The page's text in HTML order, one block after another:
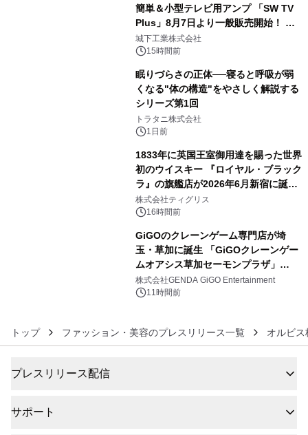
簡単＆小型テレビ用アンプ 「SW TV
Plus」8月7日より一般販売開始！ ケ
ーブル1本つなぐだけ、テレビの音が
ぐっと豊かに
城下工業株式会社
15時間前
眠りづらさの正体──寝ると呼吸が弱
くなる"体の構造"をやさしく解説する
シリーズ第1回
トラタニ株式会社
1日前
1833年に英国王室御用達を賜った世界
初のウイスキー 『ロイヤル・ブラック
ラ』の旗艦店が2026年6月新宿に誕
生 バカルディ ジャパンと連携した
没入型バー「BAR Arca」
株式会社ティグリス
16時間前
GiGOのクレーンゲーム専門店が埼
玉・草加に誕生 「GiGOクレーンゲー
ムオアシス草加セーモンプラザ」
2026年8月7日(金)10時グランドオープ
ン
株式会社GENDA GiGO Entertainment
11時間前
トップ ファッション・美容のプレスリリース一覧 オルビ
プレスリリース配信
サポート